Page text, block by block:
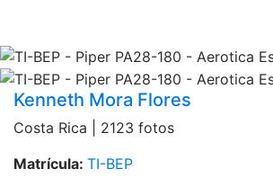
Kenneth Mora Flores
Costa Rica | 2123 fotos
Matrícula: TI-BEP